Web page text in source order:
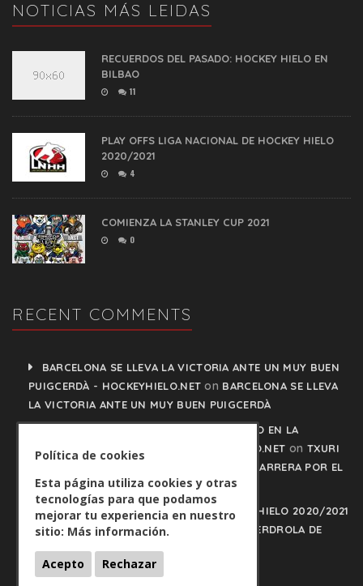
NOTICIAS MÁS LEIDAS
RECUERDOS DEL PASADO: HOCKEY HIELO EN
BILBAO
11
PLAY OFFS LIGA NACIONAL DE HOCKEY HIELO
2020/2021
4
COMIENZA LA STANLEY CUP 2021
0
RECENT COMMENTS
BARCELONA SE LLEVA LA VICTORIA ANTE UN MUY BUEN
PUIGCERDÀ - HOCKEYHIELO.NET on BARCELONA SE LLEVA
LA VICTORIA ANTE UN MUY BUEN PUIGCERDÀ
TXURI URDIN Y JACA NO PISAN EL FRENO EN LA
CARRERA POR EL LIDERATO - HOCKEYHIELO.NET on TXURI
URDIN Y JACA NO PISAN EL FRENO EN LA CARRERA POR EL
LIDERATO
PLAY OFFS LIGA IBERDROLA DE HOCKEY HIELO 2020/2021
- HOCKEYHIELO.NETonPLAY OFFS LIGA IBERDROLA DE
HOCKEY HIELO 2020/2021
Política de cookies
Esta página utiliza cookies y otras
tecnologías para que podamos
mejorar tu experiencia en nuestro
sitio: Más información.
Acepto Rechazar